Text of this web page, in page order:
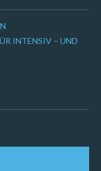
INTENSIV – UND